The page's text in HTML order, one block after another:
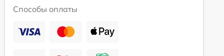
Способы оплаты